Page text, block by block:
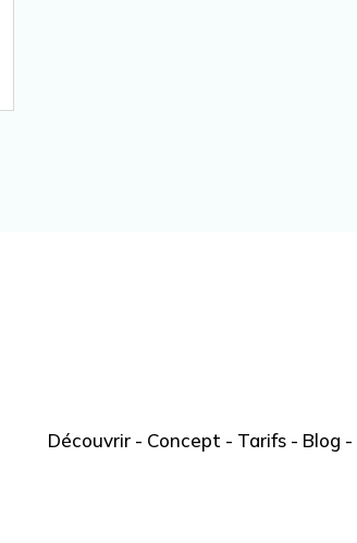
Découvrir- Concept - Tarifs- Blog -